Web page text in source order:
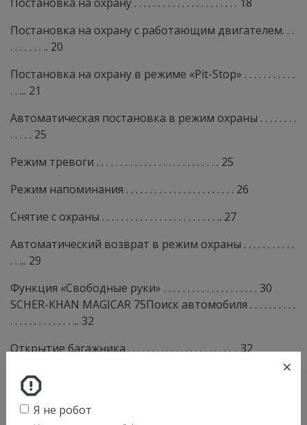
Постановка на охрану с работающим двигателем. . .
. . . . . . . .. 20
Постановка на охрану в режиме «Pit-Stop» . . . . . . . . . . .
. . ... 21
Автоматическая постановка в режим охраны . . . . . . . .
. . . . . 25
Режим тревоги . . . . . . . . . . . . . . . . . . . . . . . . . . 25
Режим напоминания . . . . . . . . . . . . . . . . . . . . . . . 26
Снятие с охраны . . . . . . . . . . . . . . . . . . . . . . . . .. 27
Автоматический возврат в режим охраны . . . . . . . . . . .
. . ... 29
Функция «Свободные руки» . . . . . . . . . . . . . . . . . . . . 30
SCHER-KHAN MAGICAR 75Поиск автомобиля . . . . . . . . . .
. . . . . . . . . . . . . ... 32
Открытие багажника . . . . . . . . . . . . . . . . . . . . . . .. 32
Проверка состояния . . . . . . . . . . . . . . . . . . . . . . ... 33
Вызов владельца автомобиля. . . . . . . . . . . . . . . . . . . . 34
×
Я не робот